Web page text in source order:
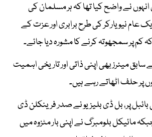
انہوں نے واضح کیا تھا کہ ہر مسلمان کی
نیو یارکر کی طرح برابری اور عزت کے
کم پر سمجھوتہ کرنے کا مشورہ دیا جائے۔
سابق میئرز بھی اپنی ذاتی اور تاریخی اہمیت
پر حلف اٹھاتے رہے ہیں۔
بائبل پر، بل ڈی بلیزیو نے صدر فرینکلن ڈی
مائیکل بلومبرگ نے اپنی بار مٹزوہ میں